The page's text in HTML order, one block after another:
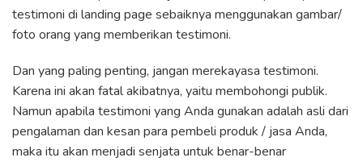
testimoni di landing page sebaiknya menggunakan gambar/
foto orang yang memberikan testimoni.
Dan yang paling penting, jangan merekayasa testimoni.
Karena ini akan fatal akibatnya, yaitu membohongi publik.
Namun apabila testimoni yang Anda gunakan adalah asli dari
pengalaman dan kesan para pembeli produk / jasa Anda,
maka itu akan menjadi senjata untuk benar-benar